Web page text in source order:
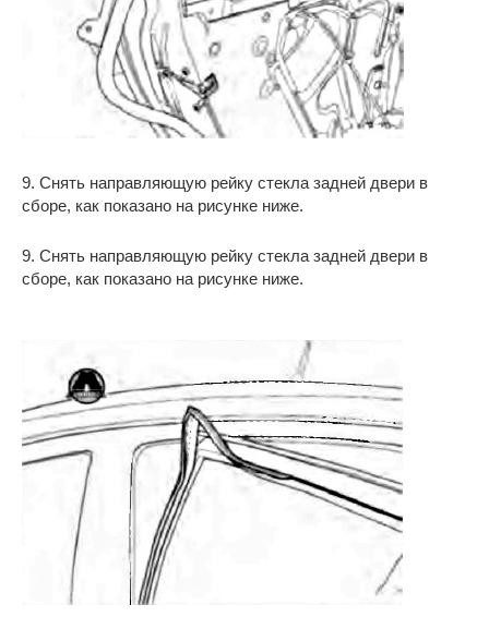
9. Снять направляющую рейку стекла задней двери в
сборе, как показано на рисунке ниже.
9. Снять направляющую рейку стекла задней двери в
сборе, как показано на рисунке ниже.